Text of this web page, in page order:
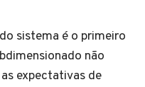
sistema é o primeiro
não
expectativas de